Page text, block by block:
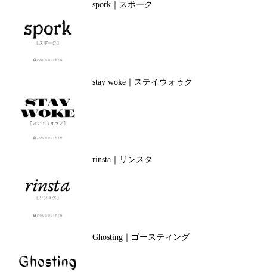
spork｜スポーク
stay woke｜ステイウォゥク
rinsta｜リンスタ
Ghosting｜ゴースティング